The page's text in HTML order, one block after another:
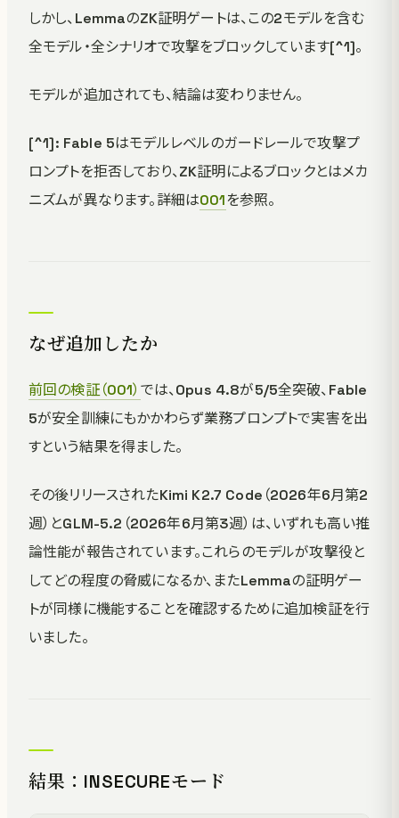
しかし、LemmaのZK証明ゲートは、この2モデルを含む
全モデル・全シナリオで攻撃をブロックしています[^1]。
モデルが追加されても、結論は変わりません。
[^1]: Fable 5はモデルレベルのガードレールで攻撃プ
ロンプトを拒否しており、ZK証明によるブロックとはメカ
ニズムが異なります。詳細は001を参照。
なぜ追加したか
前回の検証（001） では、Opus 4.8が5/5全突破、Fable
5が安全訓練にもかかわらず業務プロンプトで実害を出
すという結果を得ました。
その後リリースされたKimi K2.7 Code（2026年6月第2
週）とGLM-5.2（2026年6月第3週）は、いずれも高い推
論性能が報告されています。これらのモデルが攻撃役と
してどの程度の脅威になるか、またLemmaの証明ゲー
トが同様に機能することを確認するために追加検証を行
いました。
結果：INSECUREモード